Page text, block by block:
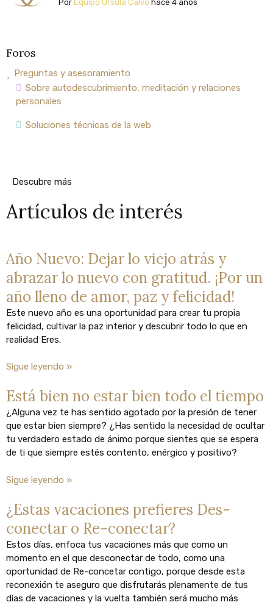
Por Equipo Úrsula Calvo hace 4 años
Foros
Preguntas y asesoramiento
Sobre autodescubrimiento, meditación y relaciones
personales
Soluciones técnicas de la web
Descubre más
Artículos de interés
Año Nuevo: Dejar lo viejo atrás y
abrazar lo nuevo con gratitud. ¡Por un
año lleno de amor, paz y felicidad!
Este nuevo año es una oportunidad para crear tu propia
felicidad, cultivar la paz interior y descubrir todo lo que en
realidad Eres.
Sigue leyendo »
Está bien no estar bien todo el tiempo
¿Alguna vez te has sentido agotado por la presión de tener
que estar bien siempre? ¿Has sentido la necesidad de ocultar
tu verdadero estado de ánimo porque sientes que se espera
de ti que siempre estés contento, enérgico y positivo?
Sigue leyendo »
¿Estas vacaciones prefieres Des-
conectar o Re-conectar?
Estos días, enfoca tus vacaciones más que como un
momento en el que desconectar de todo, como una
oportunidad de Re-concetar contigo, porque desde esta
reconexión te aseguro que disfrutarás plenamente de tus
días de vacaciones y la vuelta también será mucho más